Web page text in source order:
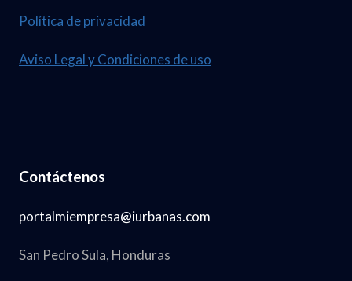
Política de privacidad
Aviso Legal y Condiciones de uso
Contáctenos
portalmiempresa@iurbanas.com
San Pedro Sula, Honduras